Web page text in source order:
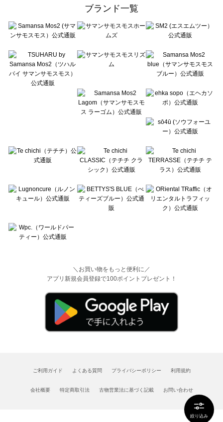
絞り込み
sō4ū（ソウフォーユー）のその他シューズ一覧
Te chichi（テチチ）のその他シューズ一覧
Te chichi CLASSIC（テチチ クラシック）のその他シューズ一覧
Lugnoncure（ルノンキュール）のその他シューズ一覧
BETTY'S BLUE（べティーズブルー）のその他シューズ一覧
Wpc.（ワールドパーティー）のその他シューズ一覧
ブランド一覧
＼お買い物をもっと便利に／
アプリ新規会員登録で100ポイントプレゼント！
ご利用ガイド よくある質問 プライバシーポリシー 利用規約
会社概要 特定商取引法 古物営業法に基づく記載 お問い合わせ